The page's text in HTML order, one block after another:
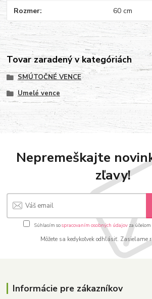
Rozmer 60 cm
Tovar zaradený v kategóriách
SMÚTOČNÉ VENCE
Umelé vence
Nepremeškajte
zľavy!
Súhlasím sospracovaním osobných údajov za
Môžete sa kedykoľvek odhlásiť. Zasielame
Informácie pre zákazníkov